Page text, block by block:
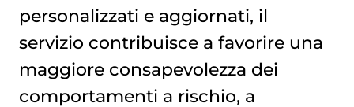
personalizzati e aggiornati, il
servizio contribuisce a favorire una
maggiore consapevolezza dei
comportamenti a rischio, a